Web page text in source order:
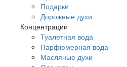
Подарки
Дорожные духи
Концентрации
Туалетная вода
Парфюмерная вода
Масляные духи